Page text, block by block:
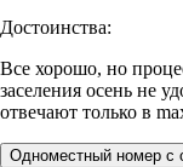
Достоинства:
Все хорошо, но
заселения осень не
отвечают только в
Одноместный номер с